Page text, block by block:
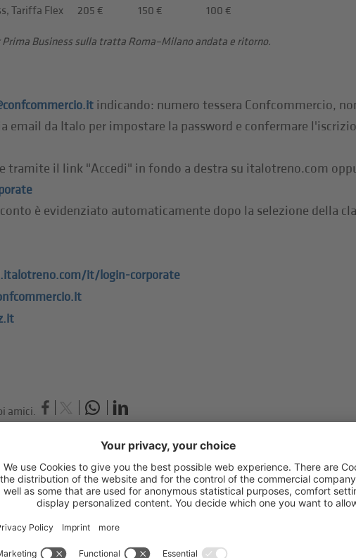
Tariffa Flex 205 € 150 € 100 €
Business sulla tratta Roma–Milano andata e ritorno.
indicando: numero tessera Confcommercio,
email da Italo per impostare la password e confermare
tramite il link "Accedi" in fondo a destra su italotreno.com
è evidenziato automaticamente dopo la selezione della
it/login-corporate
amici.